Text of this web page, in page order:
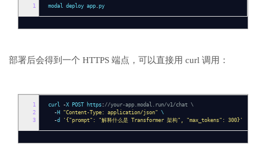
53
56
60
volumes={ MODEL_DIR
)
prompt
body . get ("prompt" , "Hello!")
1 modal deploy app .py
部署后会得到一个 HTTPS 端点，可以直接用 curl 调用：
1
2
3
curl -X POST https ://your-app.modal.run/v1/chat \
- H "Content-Type: application/json" \
-d '{"prompt": "解释什么是 Transformer 架构", "max_tokens": 300}'